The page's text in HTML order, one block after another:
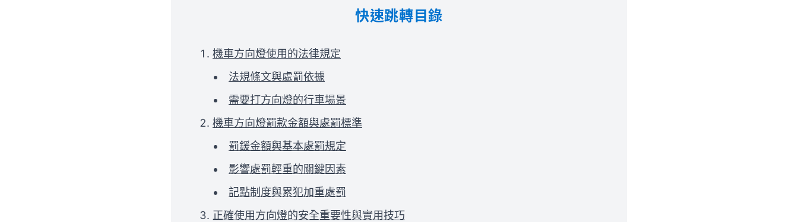
快速跳轉目錄
機車方向燈使用的法律規定
法規條文與處罰依據
需要打方向燈的行車場景
機車方向燈罰款金額與處罰標準
罰鍰金額與基本處罰規定
影響處罰輕重的關鍵因素
記點制度與累犯加重處罰
正確使用方向燈的安全重要性與實用技巧